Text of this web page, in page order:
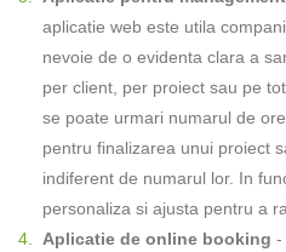
aplicatie web este utila
nevoie de o evidenta clara a
per client, per proiect sau pe
se poate urmari numarul de
pentru finalizarea unui proiect
indiferent de numarul lor. In
personaliza si ajusta pentru a
Aplicatie de online booking -